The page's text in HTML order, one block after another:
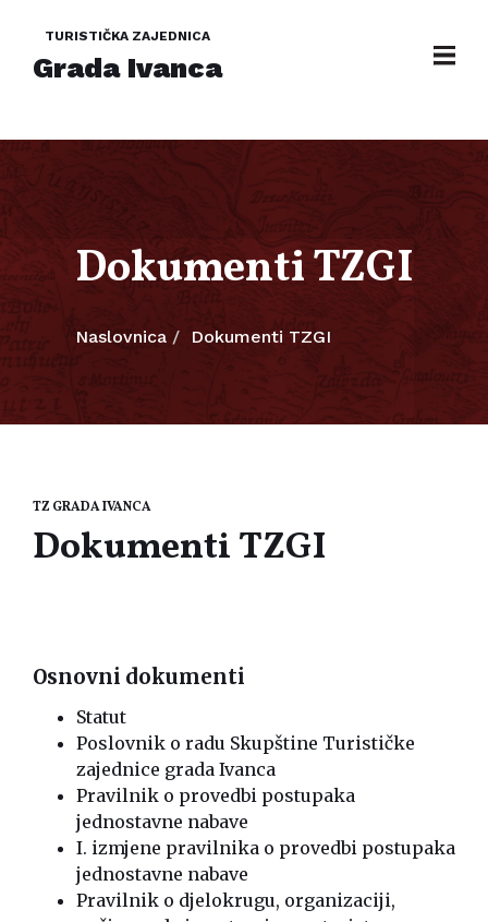
TURISTIČKA ZAJEDNICA
Grada Ivanca
Dokumenti TZGI
Naslovnica Dokumenti TZGI
TZ GRADA IVANCA
Dokumenti TZGI
Osnovni dokumenti
Statut
Poslovnik o radu Skupštine Turističke
zajednice grada Ivanca
Pravilnik o provedbi postupaka
jednostavne nabave
I. izmjene pravilnika o provedbi postupaka
jednostavne nabave
Pravilnik o djelokrugu, organizaciji,